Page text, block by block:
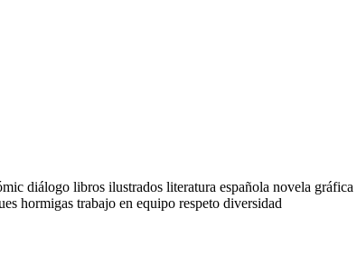
diálogo libros ilustrados literatura española novela gráfica
hormigas trabajo en equipo respeto diversidad